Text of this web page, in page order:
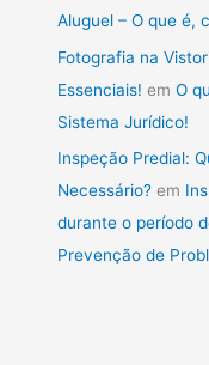
Aluguel – O que é,
Fotografia na
Essenciais! emO
Sistema Jurídico!
Inspeção Predial:
Necessário? em
durante o período
Prevenção de